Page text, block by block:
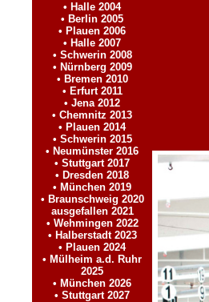
• Halle 2004
• Berlin 2005
• Plauen 2006
• Halle 2007
• Schwerin 2008
• Nürnberg 2009
• Bremen 2010
• Erfurt 2011
• Jena 2012
• Chemnitz 2013
• Plauen 2014
• Schwerin 2015
• Neumünster 2016
• Stuttgart 2017
• Dresden 2018
• München 2019
• Braunschweig 2020
ausgefallen 2021
• Wehmingen 2022
• Halberstadt 2023
• Plauen 2024
• Mülheim a.d. Ruhr
2025
• München 2026
• Stuttgart 2027